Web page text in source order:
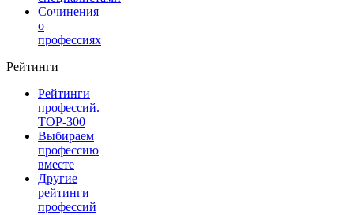
Сочинения
о
профессиях
Рейтинги
Рейтинги
профессий.
TOP-300
Выбираем
профессию
вместе
Другие
рейтинги
профессий